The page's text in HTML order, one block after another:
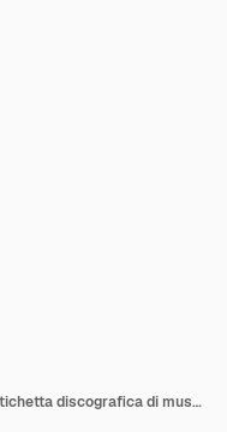
Modello realistico del disco dell'etichetta discografica di musica